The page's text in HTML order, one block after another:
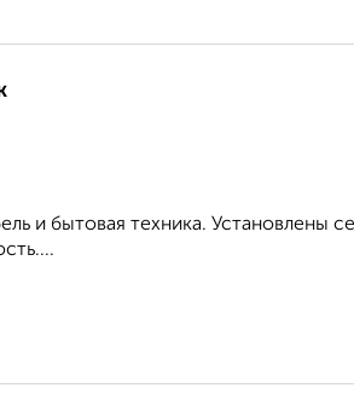
и бытовая техника. Установлены